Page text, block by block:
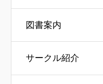
図書案内
サークル紹介